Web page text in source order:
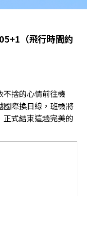
（飛行時間約
捨的心情前往機
際換日線，班機將
式結束這趟完美的